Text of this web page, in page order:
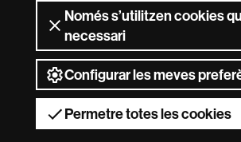
Només s’utilitzen cookies
necessari
Configurar les meves
Permetre totes les cookies
docència de qualitat, diversificada,
flexible, ajustada a les necessitats
adaptada als nous models de l'Europa
La UAB és reconeguda
el caràcter innovador de la
2026 Universitat Autònoma de